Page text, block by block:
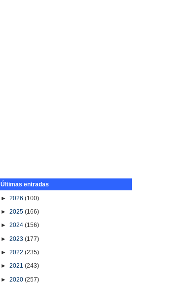
Últimas entradas
►2026(100)
►2025(166)
►2024(156)
►2023(177)
►2022(235)
►2021(243)
►2020(257)